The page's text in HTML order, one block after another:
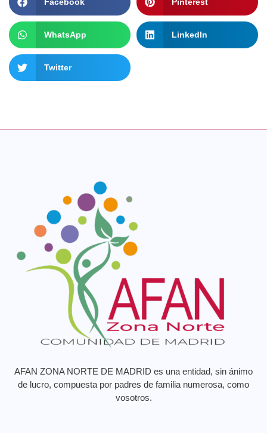
Facebook Pinterest
WhatsApp LinkedIn
Twitter
AFAN ZONA NORTE DE MADRID es una entidad, sin ánimo
de lucro, compuesta por padres de familia numerosa, como
vosotros.